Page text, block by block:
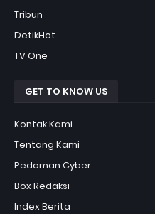
Tribun
DetikHot
TV One
GET TO KNOW US
Kontak Kami
Tentang Kami
Pedoman Cyber
Box Redaksi
Index Berita